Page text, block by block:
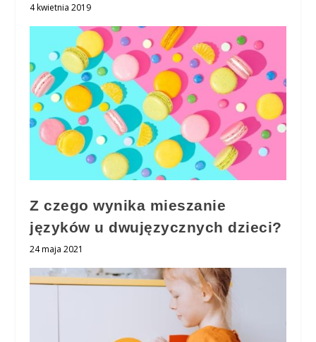
4 kwietnia 2019
Z czego wynika mieszanie
języków u dwujęzycznych dzieci?
24 maja 2021